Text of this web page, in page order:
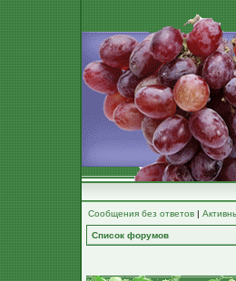
Сообщения без ответов |
Список форумов